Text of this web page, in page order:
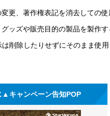
更、著作権表記を消去しての使
ッズや販売目的の製品を製作
削除したりせずにそのまま使用
▲キャンペーン告知POP